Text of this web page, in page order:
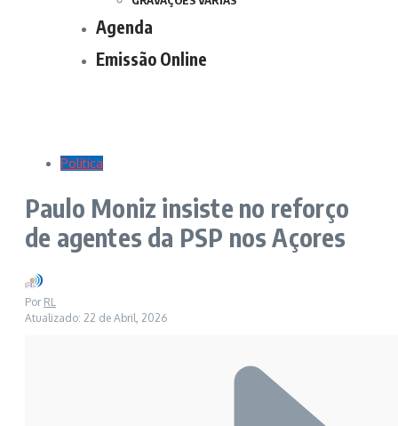
Agenda
Emissão Online
Politica
Paulo Moniz insiste no reforço
de agentes da PSP nos Açores
Por RL
Atualizado: 22 de Abril, 2026